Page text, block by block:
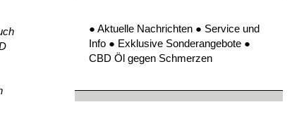
● Aktuelle Nachrichten ● Service und
Info ● Exklusive Sonderangebote ●
CBD Öl gegen Schmerzen